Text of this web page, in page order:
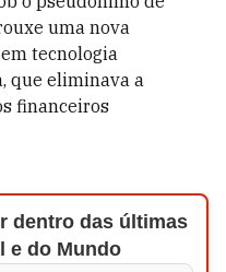
uma nova
tecnologia
que eliminava a
financeiros
dentro das últimas
e do Mundo